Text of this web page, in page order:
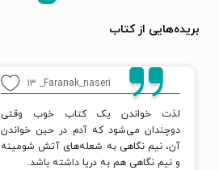
بریده‌هایی از کتاب
Faranak_naseri_ ۱۳
لذت خواندن یک کتاب خوب وقتی
دوچندان می‌شود که آدم در حین خواندن
آن، نیم نگاهی به شعله‌های آتش شومینه
و نیم نگاهی هم به دریا داشته باشد.